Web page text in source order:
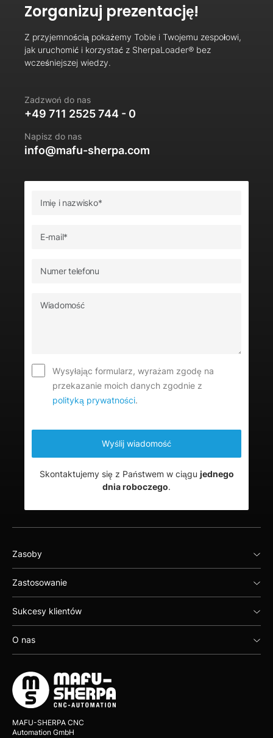
Zorganizuj prezentację!
Z przyjemnością pokażemy Tobie i Twojemu zespołowi,
jak uruchomić i korzystać z SherpaLoader® bez
wcześniejszej wiedzy.
Zadzwoń do nas
+49 711 2525 744 - 0
Napisz do nas
info@mafu-sherpa.com
Wysyłając formularz, wyrażam zgodę na
przekazanie moich danych zgodnie z
polityką prywatności.
Skontaktujemy się z Państwem w ciągu jednego
dnia roboczego.
Zasoby
Zastosowanie
Sukcesy klientów
O nas
MAFU-SHERPA CNC
Automation GmbH